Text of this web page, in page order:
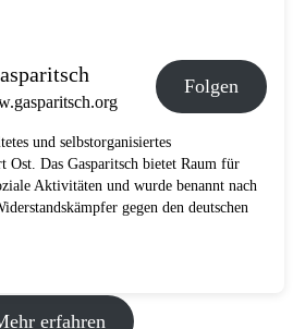
Folgen
und selbstorganisiertes
Ost. Das Gasparitsch bietet Raum für
Aktivitäten und wurde benannt nach
gegen den deutschen
erfahren